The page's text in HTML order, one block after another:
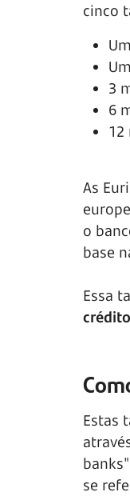
cinco
3
6
12
As
o
base
Essa
Estas
se